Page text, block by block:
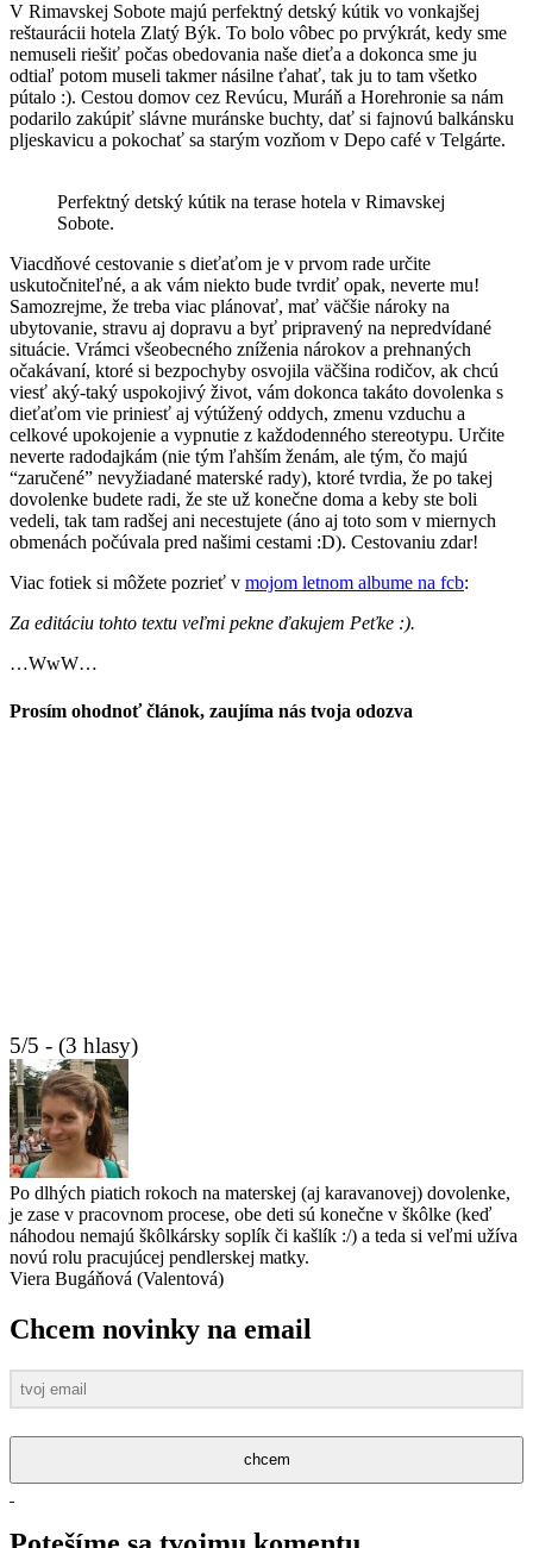
V Rimavskej Sobote majú perfektný detský kútik vo vonkajšej
reštaurácii hotela Zlatý Býk. To bolo vôbec po prvýkrát, kedy sme
nemuseli riešiť počas obedovania naše dieťa a dokonca sme ju
odtiaľ potom museli takmer násilne ťahať, tak ju to tam všetko
pútalo :). Cestou domov cez Revúcu, Muráň a Horehronie sa nám
podarilo zakúpiť slávne muránske buchty, dať si fajnovú balkánsku
pljeskavicu a pokochať sa starým vozňom v Depo café v Telgárte.
Perfektný detský kútik na terase hotela v Rimavskej
Sobote.
Viacdňové cestovanie s dieťaťom je v prvom rade určite
uskutočniteľné, a ak vám niekto bude tvrdiť opak, neverte mu!
Samozrejme, že treba viac plánovať, mať väčšie nároky na
ubytovanie, stravu aj dopravu a byť pripravený na nepredvídané
situácie. Vrámci všeobecného zníženia nárokov a prehnaných
očakávaní, ktoré si bezpochyby osvojila väčšina rodičov, ak chcú
viesť aký-taký uspokojivý život, vám dokonca takáto dovolenka s
dieťaťom vie priniesť aj výtúžený oddych, zmenu vzduchu a
celkové upokojenie a vypnutie z každodenného stereotypu. Určite
neverte radodajkám (nie tým ľahším ženám, ale tým, čo majú
“zaručené” nevyžiadané materské rady), ktoré tvrdia, že po takej
dovolenke budete radi, že ste už konečne doma a keby ste boli
vedeli, tak tam radšej ani necestujete (áno aj toto som v miernych
obmenách počúvala pred našimi cestami :D). Cestovaniu zdar!
Viac fotiek si môžete pozrieť v mojom letnom albume na fcb:
Za editáciu tohto textu veľmi pekne ďakujem Peťke :).
…WwW…
Prosím ohodnoť článok, zaujíma nás tvoja odozva
5/5 - (3 hlasy)
Po dlhých piatich rokoch na materskej (aj karavanovej) dovolenke,
je zase v pracovnom procese, obe deti sú konečne v škôlke (keď
náhodou nemajú škôlkársky soplík či kašlík :/) a teda si veľmi užíva
novú rolu pracujúcej pendlerskej matky.
Viera Bugáňová (Valentová)
Chcem novinky na email
chcem